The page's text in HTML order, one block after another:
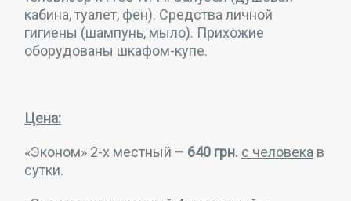
кабина, туалет, фен). Средства личной
гигиены (шампунь, мыло). Прихожие
оборудованы шкафом-купе.
Цена:
«Эконом» 2-х местный – 640 грн. с человека в
сутки.